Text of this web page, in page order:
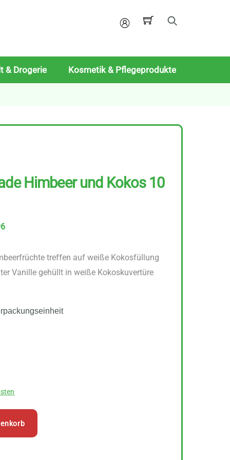
Mein
& Drogerie Kosmetik & Pflegeprodukte
Himbeer und Kokos 10
treffen auf weiße Kokosfüllung
Vanille gehüllt in weiße Kokoskuvertüre